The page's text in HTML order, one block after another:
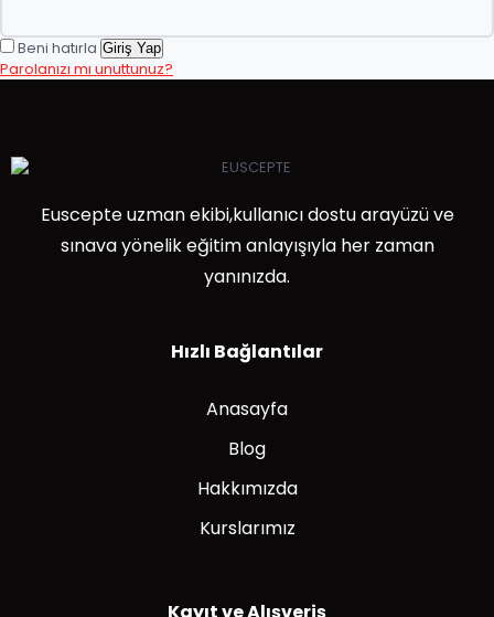
Beni hatırla Giriş Yap
Parolanızı mı unuttunuz?
Euscepte uzman ekibi,kullanıcı dostu arayüzü ve
sınava yönelik eğitim anlayışıyla her zaman
yanınızda.
Hızlı Bağlantılar
Anasayfa
Blog
Hakkımızda
Kurslarımız